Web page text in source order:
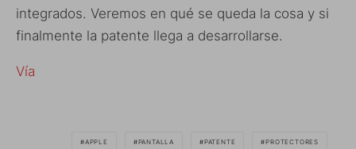
integrados. Veremos en qué se queda la cosa y si
finalmente la patente llega a desarrollarse.
Vía
APPLE PANTALLA PATENTE PROTECTORES